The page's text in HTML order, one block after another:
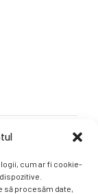
cum ar fi cookie-
să procesăm date,